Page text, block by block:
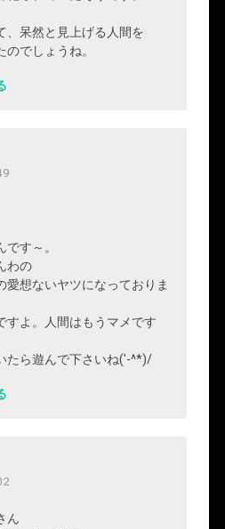
、呆然と見上げる人間を
でしょうね。
す～。
わの
愛想ないヤツになっておりま
すよ。人間はもうマメです
たら遊んで下さいね('-^*)/
ん